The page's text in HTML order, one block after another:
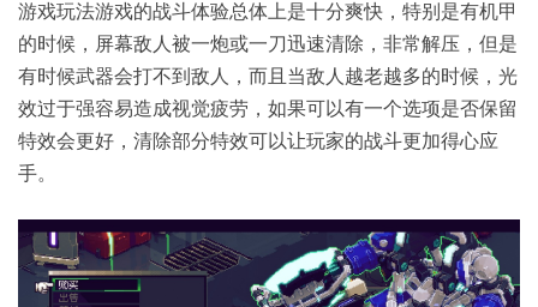
游戏玩法游戏的战斗体验总体上是十分爽快，特别是有机甲
的时候，屏幕敌人被一炮或一刀迅速清除，非常解压，但是
有时候武器会打不到敌人，而且当敌人越老越多的时候，光
效过于强容易造成视觉疲劳，如果可以有一个选项是否保留
特效会更好，清除部分特效可以让玩家的战斗更加得心应
手。